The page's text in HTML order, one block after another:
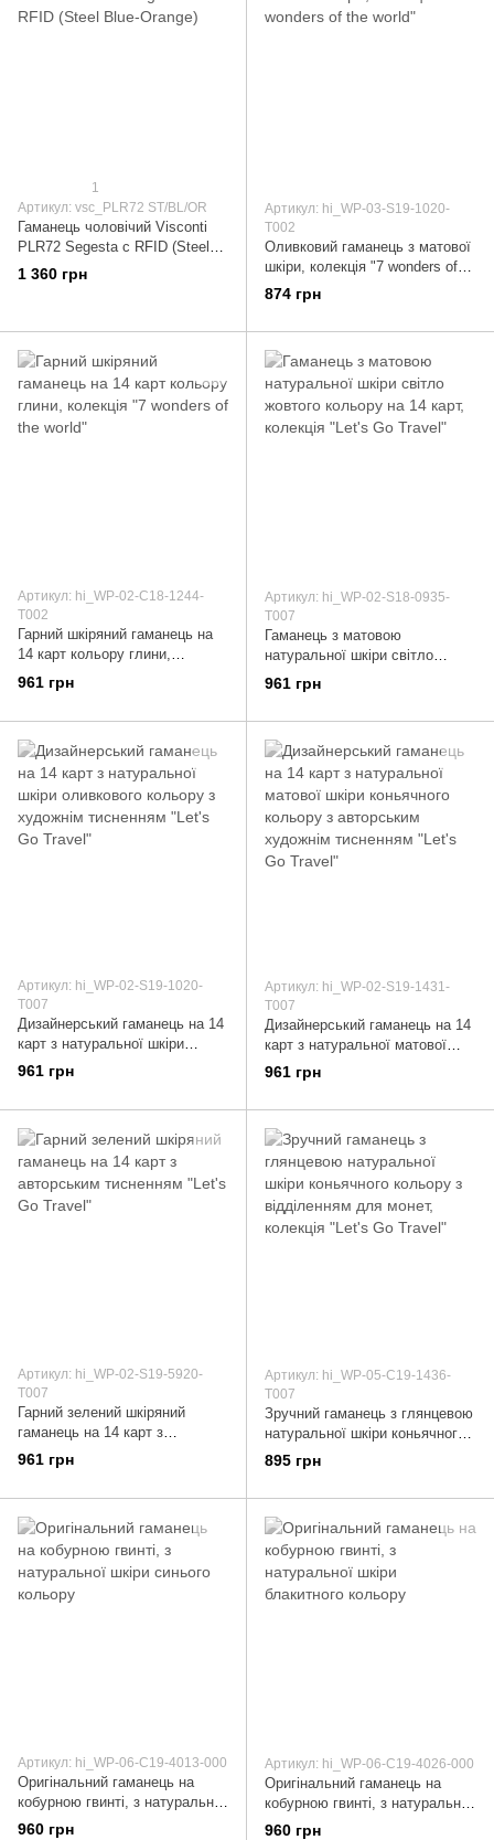
1
Артикул: vsc_PLR72 ST/BL/OR
Гаманець чоловічий Visconti
PLR72 Segesta c RFID (Steel
Blue-Orange)
1 360 грн
Артикул: hi_WP-03-S19-1020-
T002
Оливковий гаманець з матової
шкіри, колекція "7 wonders of
the world"
874 грн
Артикул: hi_WP-02-C18-1244-
T002
Гарний шкіряний гаманець на
14 карт кольору глини,
колекція "7 wonders of the
961 грн
Артикул: hi_WP-02-S18-0935-
T007
Гаманець з матовою
натуральної шкіри світло
жовтого кольору на 14 карт,
колекція "Let's Go Travel"
961 грн
Артикул: hi_WP-02-S19-1020-
T007
Дизайнерський гаманець на 14
карт з натуральної шкіри
оливкового кольору з
художнім тисненням "Let's Go
961 грн
Артикул: hi_WP-02-S19-1431-
T007
Дизайнерський гаманець на 14
карт з натуральної матової
шкіри коньячного кольору з
авторським художнім
961 грн
Артикул: hi_WP-02-S19-5920-
T007
Гарний зелений шкіряний
гаманець на 14 карт з
авторським тисненням "Let's
Go Travel"
961 грн
Артикул: hi_WP-05-C19-1436-
T007
Зручний гаманець з глянцевою
натуральної шкіри коньячного
кольору з відділенням для
монет, колекція "Let's Go
895 грн
Артикул: hi_WP-06-C19-4013-000
Оригінальний гаманець на
кобурною гвинті, з натуральної
шкіри синього кольору
960 грн
Артикул: hi_WP-06-C19-4026-000
Оригінальний гаманець на
кобурною гвинті, з натуральної
шкіри блакитного кольору
960 грн